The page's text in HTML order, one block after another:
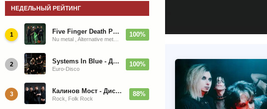
НЕДЕЛЬНЫЙ РЕЙТИНГ
1 Five Finger Death Punch - Дискография (2008-2026) 100%
2 Systems In Blue - Дискография (2020-2026)
Euro-Disco
100%
3 Калинов Мост - Дискография (1986-2026)
Rock, Folk Rock
88%